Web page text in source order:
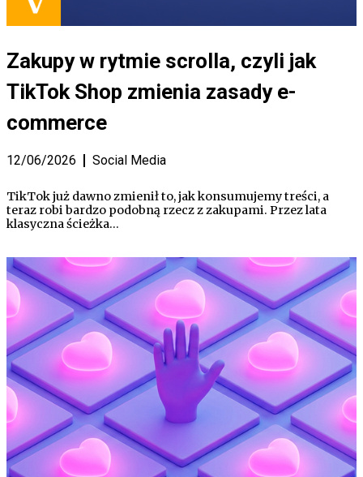
Zakupy w rytmie scrolla, czyli jak
TikTok Shop zmienia zasady e-
commerce
12/06/2026 Social Media
TikTok już dawno zmienił to, jak konsumujemy treści, a
teraz robi bardzo podobną rzecz z zakupami. Przez lata
klasyczna ścieżka…